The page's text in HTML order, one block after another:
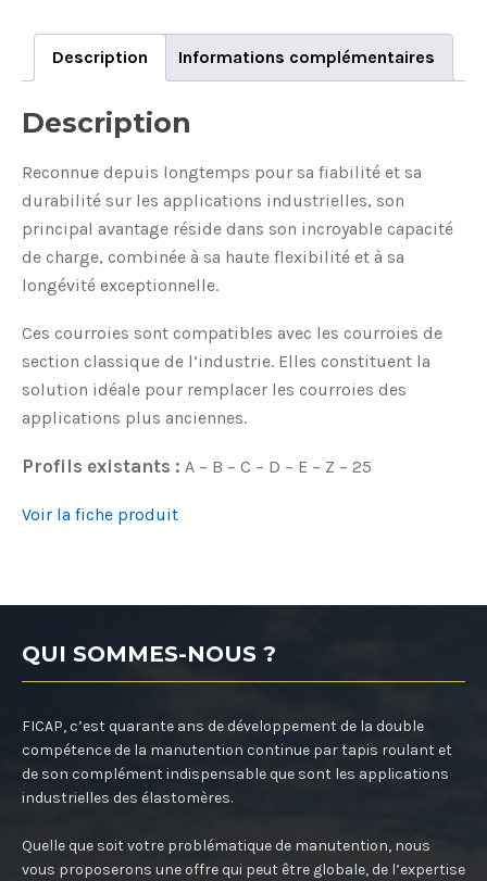
Description Informations complémentaires
Description
Reconnue depuis longtemps pour sa fiabilité et sa
durabilité sur les applications industrielles, son
principal avantage réside dans son incroyable capacité
de charge, combinée à sa haute flexibilité et à sa
longévité exceptionnelle.
Ces courroies sont compatibles avec les courroies de
section classique de l’industrie. Elles constituent la
solution idéale pour remplacer les courroies des
applications plus anciennes.
Profils existants : A – B – C – D – E – Z – 25
Voir la fiche produit
QUI SOMMES-NOUS ?
FICAP, c’est quarante ans de développement de la double
compétence de la manutention continue par tapis roulant et
de son complément indispensable que sont les applications
industrielles des élastomères.
Quelle que soit votre problématique de manutention, nous
vous proposerons une offre qui peut être globale, de l’expertise